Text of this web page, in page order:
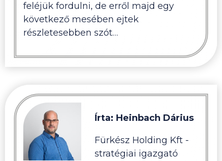
feléjük fordulni, de erről majd egy
következő mesében ejtek
részletesebben szót…
Írta: Heinbach Dárius
Fürkész Holding Kft -
stratégiai igazgató